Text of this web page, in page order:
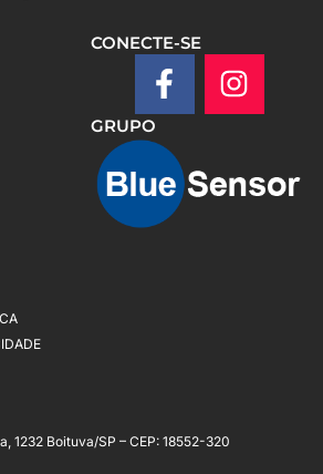
CONECTE-SE
GRUPO
1232 Boituva/SP – CEP: 18552-320